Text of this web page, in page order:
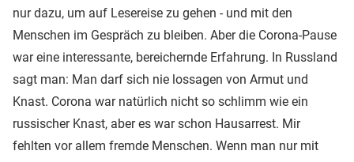
nur dazu, um auf Lesereise zu gehen - und mit den
Menschen im Gespräch zu bleiben. Aber die Corona-Pause
war eine interessante, bereichernde Erfahrung. In Russland
sagt man: Man darf sich nie lossagen von Armut und
Knast. Corona war natürlich nicht so schlimm wie ein
russischer Knast, aber es war schon Hausarrest. Mir
fehlten vor allem fremde Menschen. Wenn man nur mit